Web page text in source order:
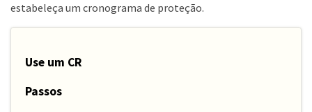
estabeleça um cronograma de proteção.
Use um CR
Passos